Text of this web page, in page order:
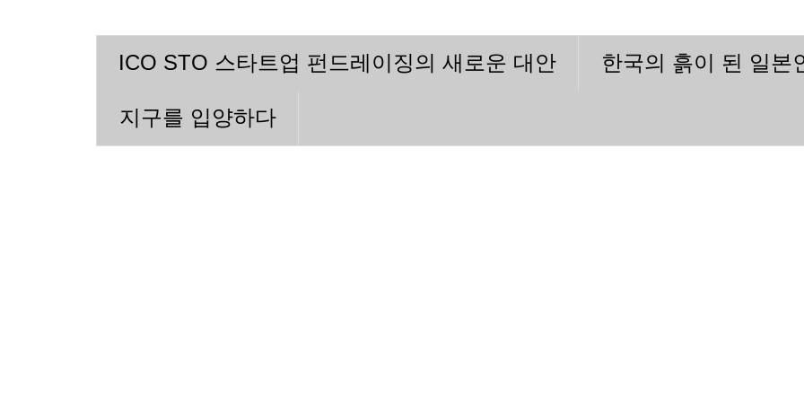
ICO STO 스타트업 펀드레이징의 새로운 대안 한국의 흙이 된 일본
지구를 입양하다